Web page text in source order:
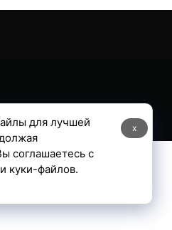
x
для лучшей
соглашаетесь с
куки-файлов.